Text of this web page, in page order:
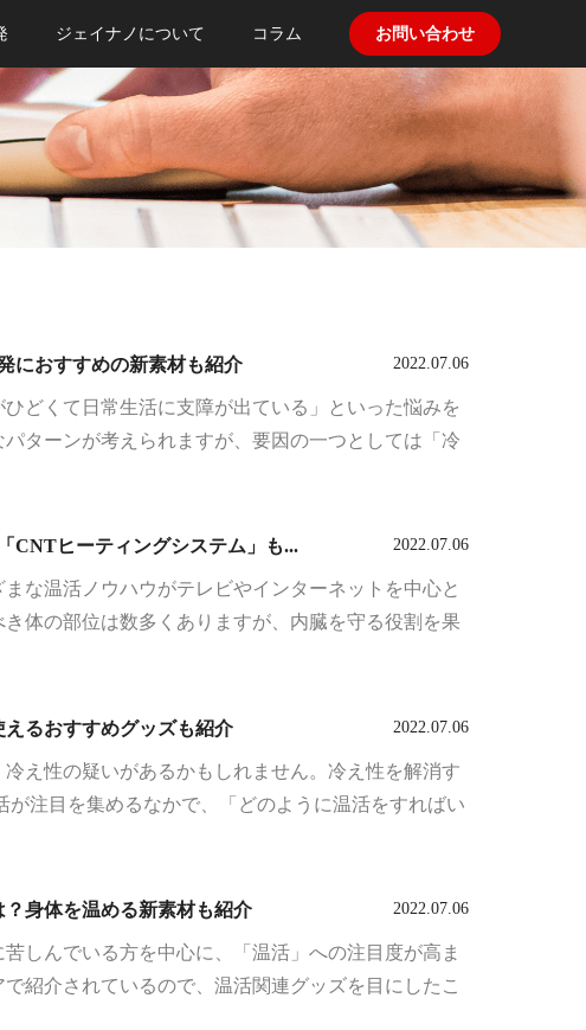
ジェイナノについて コラム お問い合わせ
におすすめの新素材も紹介 2022.07.06
どくて日常生活に支障が出ている」といった悩みを
ターンが考えられますが、要因の一つとしては「冷
CNTヒーティングシステム」も... 2022.07.06
な温活ノウハウがテレビやインターネットを中心と
体の部位は数多くありますが、内臓を守る役割を果
るおすすめグッズも紹介 2022.07.06
え性の疑いがあるかもしれません。冷え性を解消す
注目を集めるなかで、「どのように温活をすればい
身体を温める新素材も紹介 2022.07.06
しんでいる方を中心に、「温活」への注目度が高ま
紹介されているので、温活関連グッズを目にしたこ